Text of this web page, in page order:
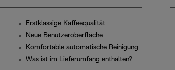
Erstklassige Kaffeequalität
Neue Benutzeroberfläche
Komfortable automatische Reinigung
Was ist im Lieferumfang enthalten?